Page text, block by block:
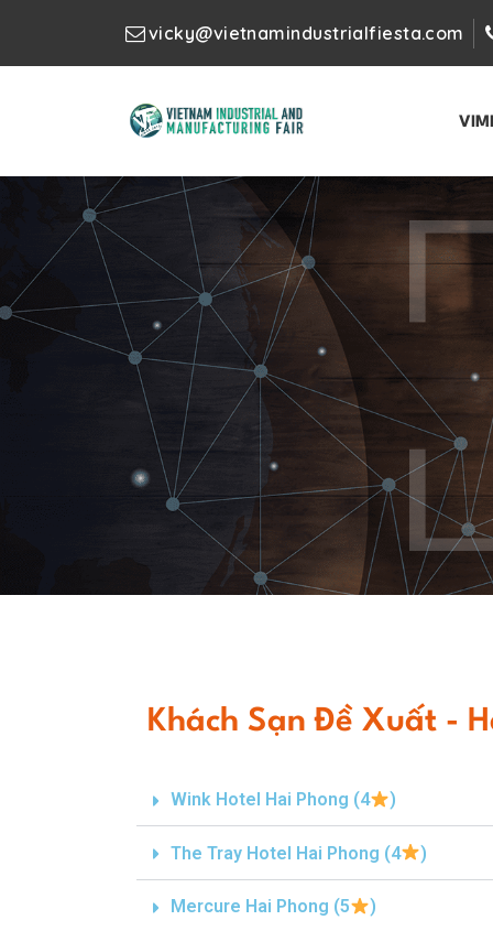
vicky@vietnamindustrialfiesta.com
Khách Sạn Đề Xuất -
Wink Hotel Hai Phong (4 )
The Tray Hotel Hai Phong (4 )
Mercure Hai Phong (5 )